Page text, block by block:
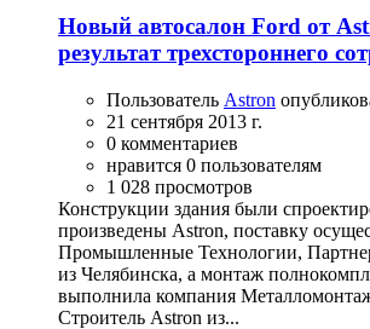
Новый автосалон Ford от
результат трехстороннего
Пользователь Astron
21 сентября 2013 г.
0 комментариев
нравится 0 пользователям
1 028 просмотров
Конструкции здания были
произведены Astron, поставку
Промышленные Технологии,
из Челябинска, а монтаж
выполнила компания
Строитель Astron из...